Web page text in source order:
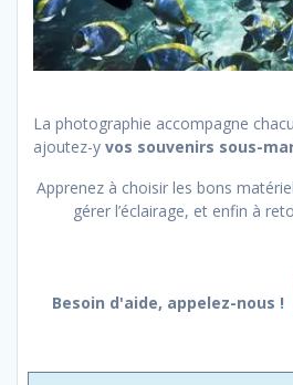
La photographie accompagne
ajoutez-y vos souvenirs sous-
Apprenez à choisir les bons
gérer l’éclairage, et enfin à
Besoin d'aide, appelez-nous !